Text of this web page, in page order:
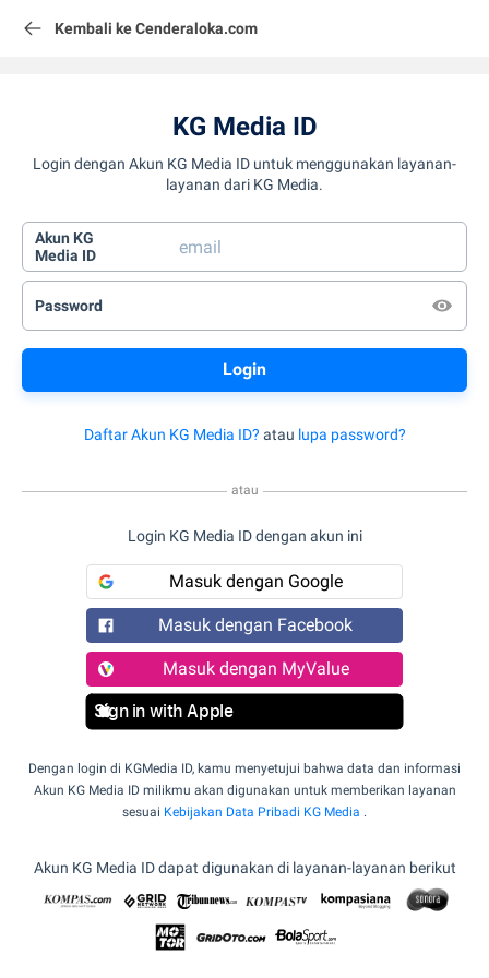
Kembali ke Cenderaloka.com
KG Media ID
Login dengan Akun KG Media ID untuk menggunakan layanan-
layanan dari KG Media.
Akun KG
Media ID
Password
Daftar Akun KG Media ID? atau lupa password?
atau
Login KG Media ID dengan akun ini
Masuk dengan Google
Masuk dengan Facebook
Masuk dengan MyValue
Sign in with Apple
Dengan login di KGMedia ID, kamu menyetujui bahwa data dan informasi
Akun KG Media ID milikmu akan digunakan untuk memberikan layanan
sesuai Kebijakan Data Pribadi KG Media .
Akun KG Media ID dapat digunakan di layanan-layanan berikut